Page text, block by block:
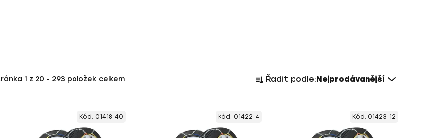
1 z 20 - 293 položek celkem
a
n
Řadit podle:Nejprodávanější
Kód: 01418-40 Kód: 01422-4 Kód: 01423-12